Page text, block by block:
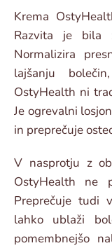
Krema
Razvita je bila
Normalizira
lajšanju
OstyHealth ni
Je ogrevalni
in preprečuje
V nasprotju z
OstyHealth ne
Preprečuje tudi
lahko ublaži
pomembnejšo